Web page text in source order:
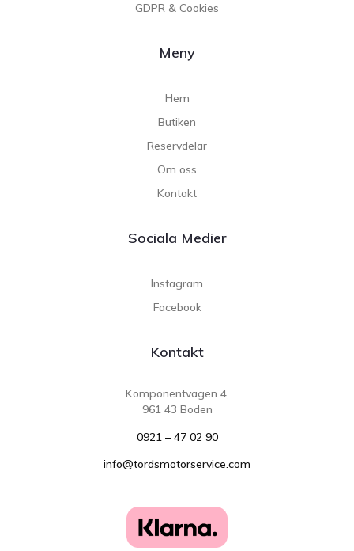
GDPR & Cookies
Meny
Hem
Butiken
Reservdelar
Om oss
Kontakt
Sociala Medier
Instagram
Facebook
Kontakt
Komponentvägen 4,
961 43 Boden
0921 – 47 02 90
info@tordsmotorservice.com